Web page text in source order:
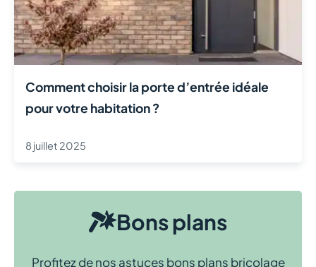
Comment choisir la porte d’entrée idéale
pour votre habitation ?
8 juillet 2025
Bons plans
Profitez de nos astuces bons plans bricolage